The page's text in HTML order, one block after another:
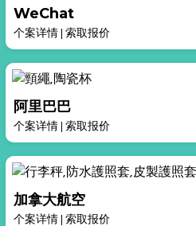
WeChat
个案详情 索取报价
阿里巴巴
个案详情 索取报价
加拿大航空
个案详情 索取报价